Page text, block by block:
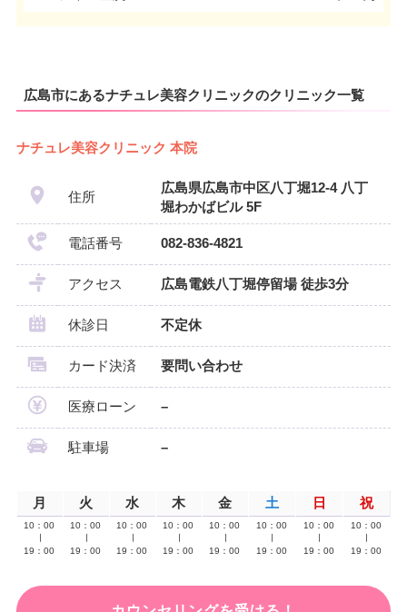
広島市にあるナチュレ美容クリニックのクリニック一覧
ナチュレ美容クリニック 本院
住所
広島県広島市中区八丁堀12-4 八丁
堀わかばビル 5F
電話番号 082-836-4821
アクセス 広島電鉄八丁堀停留場 徒歩3分
休診日 不定休
カード決済 要問い合わせ
医療ローン –
駐車場 –
月 火 水 木 金 土 日 祝
10：00
19：00
10：00
19：00
10：00
19：00
10：00
19：00
10：00
19：00
10：00
19：00
10：00
19：00
10：00
19：00